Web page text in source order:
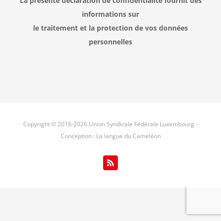
informations sur
le traitement et la protection de vos données
personnelles
Copyright © 2016-2026 Union Syndicale Fédérale Luxembourg -
Conception : La langue du Cameléon
Rss